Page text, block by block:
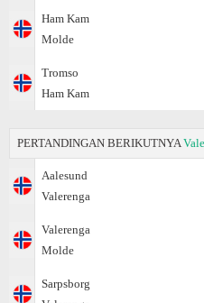
Ham Kam
Molde
Tromso
Ham Kam
PERTANDINGAN BERIKUTNYA
Aalesund
Valerenga
Valerenga
Molde
Sarpsborg